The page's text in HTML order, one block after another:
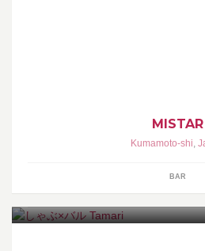
MISTAR
Kumamoto-shi,
BAR